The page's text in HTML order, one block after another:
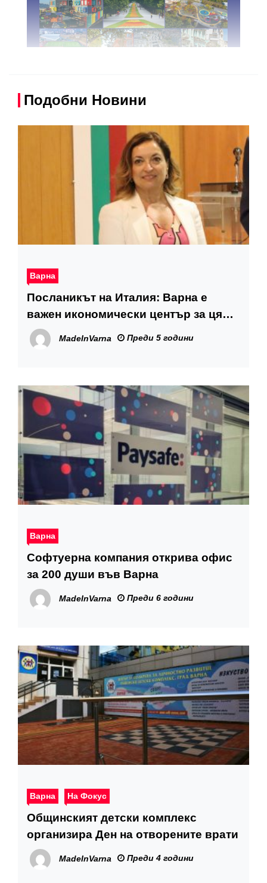
Подобни Новини
Варна
Посланикът на Италия: Варна е
важен икономически център за цяла
България
MadeInVarna Преди 5 години
Варна
Софтуерна компания открива офис
за 200 души във Варна
MadeInVarna Преди 6 години
Варна На Фокус
Общинският детски комплекс
организира Ден на отворените врати
MadeInVarna Преди 4 години